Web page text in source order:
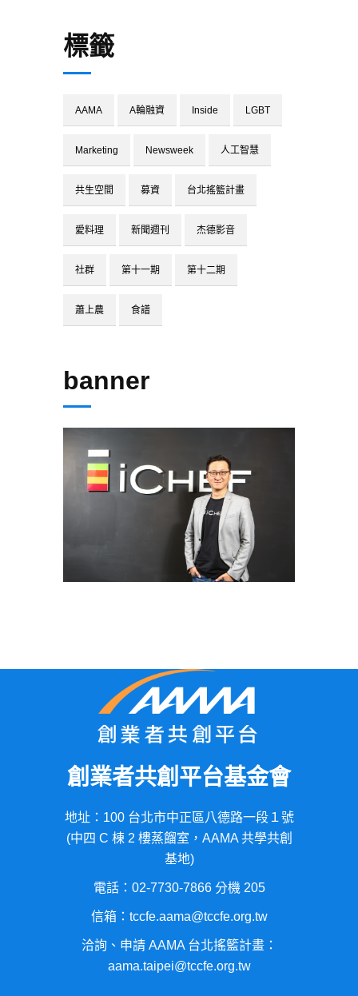
標籤
AAMA A輪融資 Inside LGBT
Marketing Newsweek 人工智慧
共生空間 募資 台北搖籃計畫
愛料理 新聞週刊 杰德影音
社群 第十一期 第十二期
蕭上農 食譜
banner
創業者共創平台基金會
地址：100 台北市中正區八德路一段１號
(中四 C 棟 2 樓蒸餾室，AAMA 共學共創
基地)
電話：02-7730-7866 分機 205
信箱：tccfe.aama@tccfe.org.tw
洽詢、申請 AAMA 台北搖籃計畫：
aama.taipei@tccfe.org.tw